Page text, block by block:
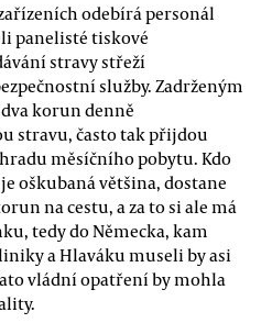
odebírá personál
panelisté tiskové
stravy střeží
služby. Zadrženým
korun denně
stravu, často tak přijdou
měsíčního pobytu. Kdo
oškubaná většina, dostane
na cestu, a za to si ale má
tedy do Německa, kam
a Hlaváku museli by asi
vládní opatření by mohla